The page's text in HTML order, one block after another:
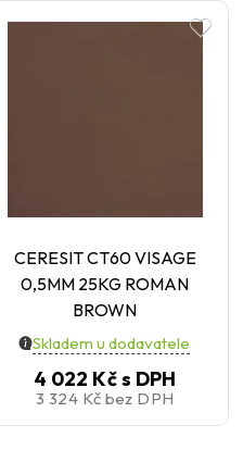
CERESIT CT60 VISAGE
0,5MM 25KG ROMAN
BROWN
Skladem u dodavatele
4 022 Kčs DPH
3 324 Kč bez DPH